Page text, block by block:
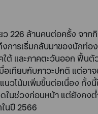
226 ล้านคนต่อครั้ง จาก
ารเริ่มกลับมาของนักท่อ
และภาคตะวันออก ฟื้นตัว
เทียบกับภาวะปกติ แต่อา
วโน้มเพิ่มขึ้นต่อเนื่อง ทั้ง
ในช่วงก่อนหน้า แต่ยังคง
นปี 2566